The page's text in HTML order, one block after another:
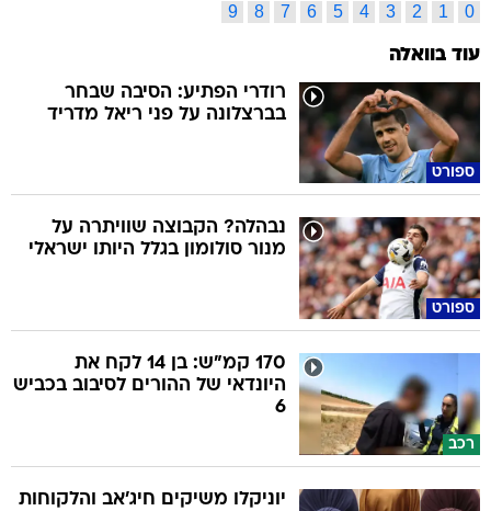
0
1
2
3
4
5
6
7
8
9
עוד בוואלה
ספורט
רודרי הפתיע: הסיבה שבחר
בברצלונה על פני ריאל מדריד
ספורט
נבהלה? הקבוצה שוויתרה על
מנור סולומון בגלל היותו ישראלי
רכב
170 קמ"ש: בן 14 לקח את
היונדאי של ההורים לסיבוב בכביש
6
יוניקלו משיקים חיג'אב והלקוחות